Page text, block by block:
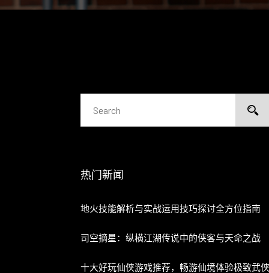
热门新闻
地火技能解析与实战运用技巧探讨全方位指南
司空摘星：纵横江湖传说中的侠客与天命之战
十大好玩仙侠游戏推荐，畅游仙境体验极致武侠